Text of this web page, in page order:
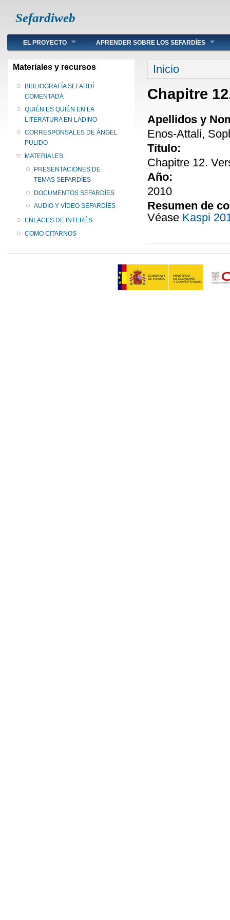
Sefardiweb
Main menu
EL PROYECTO APRENDER SOBRE LOS SEFARDÍES
Materiales y recursos
BIBLIOGRAFÍA SEFARDÍ
COMENTADA
QUIÉN ES QUIÉN EN LA
LITERATURA EN LADINO
CORRESPONSALES DE ÁNGEL
PULIDO
MATERIALES
PRESENTACIONES DE
TEMAS SEFARDÍES
DOCUMENTOS SEFARDÍES
AUDIO Y VÍDEO SEFARDÍES
ENLACES DE INTERÉS
COMO CITARNOS
Se encuentra
Inicio
Chapitre
Apellidos y
Enos-Attali,
Título:
Chapitre 12.
Año:
2010
Resumen de
Véase Kaspi